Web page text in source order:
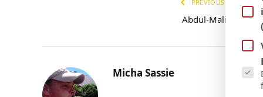
PREVIOUS ARTICLE
Abdul-Malik Yago
Micha Sassie
Es